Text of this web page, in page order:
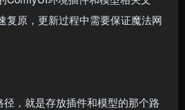
复原，更新过程中需要保证魔法网
，就是存放插件和模型的那个路